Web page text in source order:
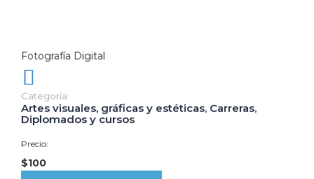
Fotografía Digital
Categoría:
Artes visuales, gráficas y estéticas, Carreras,
Diplomados y cursos
Precio:
$100